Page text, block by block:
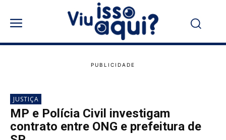
JUSTIÇA
MP e Polícia Civil investigam
contrato entre ONG e prefeitura de